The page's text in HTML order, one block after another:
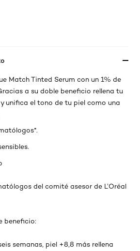
Match Tinted Serum con un 1% de
a su doble beneficio rellena tu
unifica el tono de tu piel como una
del comité asesor de L’Oréal
beneficio:
semanas, piel +8,8 más rellena